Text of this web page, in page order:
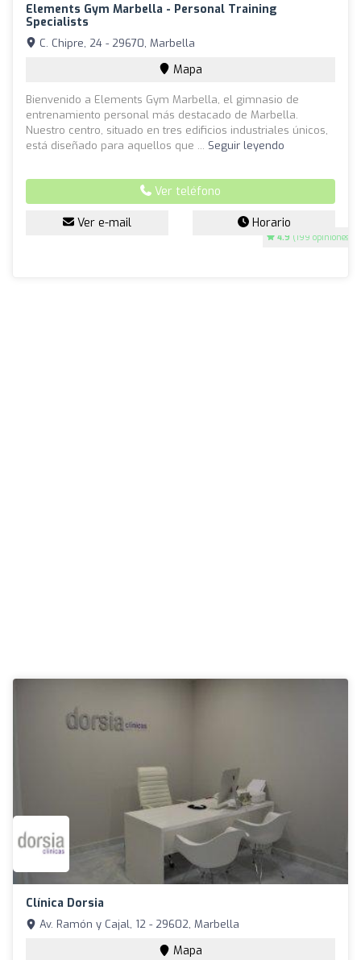
Elements Gym Marbella - Personal Training
Specialists
4.9 (199 opiniones)
C. Chipre, 24 - 29670, Marbella
Mapa
Bienvenido a Elements Gym Marbella, el gimnasio de
entrenamiento personal más destacado de Marbella.
Nuestro centro, situado en tres edificios industriales únicos,
está diseñado para aquellos que ... Seguir leyendo
Ver teléfono
Ver e-mail Horario
Clínica Dorsia
Av. Ramón y Cajal, 12 - 29602, Marbella
Mapa